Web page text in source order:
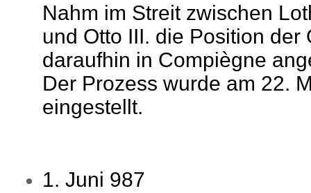
Nahm im Streit zwischen
und Otto III. die Position
daraufhin in Compiègne
Der Prozess wurde am 22.
eingestellt.
1. Juni 987